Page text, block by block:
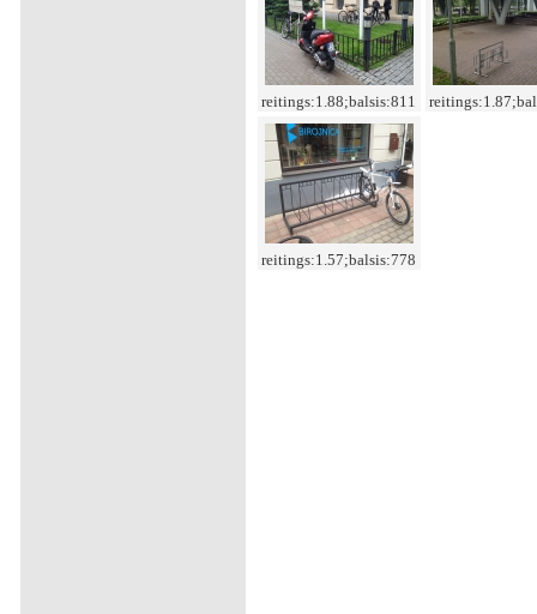
reitings:1.88;balsis:811
reitings:1.57;balsis:778